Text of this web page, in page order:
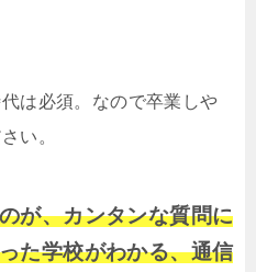
は必須。なので卒業しや
い。
が、カンタンな質問に
た学校がわかる、通信